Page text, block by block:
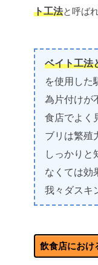
ト工法と呼ば
ベイト工法
を使用した
為片付けが
食店でよく
ブリは繁殖
しっかりと
なくては効
我々ダスキ
飲食店におけ